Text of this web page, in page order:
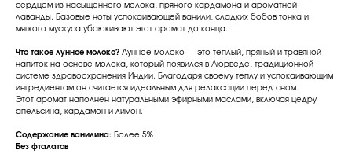
сердцем из насыщенного молока, пряного кардамона и ароматной
лаванды. Базовые ноты успокаивающей ванили, сладких бобов тонка и
мягкого мускуса убаюкивают этот аромат до конца.
Что такое лунное молоко? Лунное молоко — это теплый, пряный и травяной
напиток на основе молока, который появился в Аюрведе, традиционной
системе здравоохранения Индии. Благодаря своему теплу и успокаивающим
ингредиентам он считается идеальным для релаксации перед сном.
Этот аромат наполнен натуральными эфирными маслами, включая цедру
апельсина, кардамон и лимон.
Содержание ванилина: Более 5%
Без фталатов